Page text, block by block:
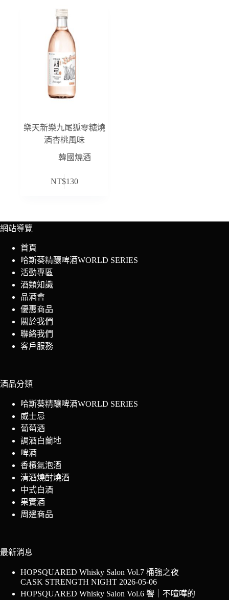
樂天新樂九尾狐零糖燒
酒杏桃風味
韓國燒酒
NT$130
網站導覽
首頁
哈斯葵精釀啤酒WORLD SERIES
活動專區
酒類知識
品酒會
優惠商品
關於我們
聯絡我們
客戶服務
酒品分類
哈斯葵精釀啤酒WORLD SERIES
威士忌
葡萄酒
調酒白蘭地
啤酒
香檳氣泡酒
清酒燒酎燒酒
中式白酒
果實酒
周邊商品
最新消息
HOPSQUARED Whisky Salon Vol.7 桶強之夜
CASK STRENGTH NIGHT 2026-05-06
HOPSQUARED Whisky Salon Vol.6 響｜不喧嘩的